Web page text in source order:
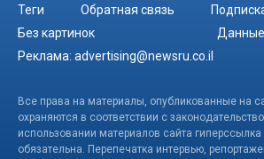
Теги Обратная связь
Без картинок
Данные
Реклама: advertising@newsru.co.il
Все права на материалы, опубликованные на
охраняются в соответствии с
использовании материалов сайта гиперссылка
обязательна. Перепечатка интервью,